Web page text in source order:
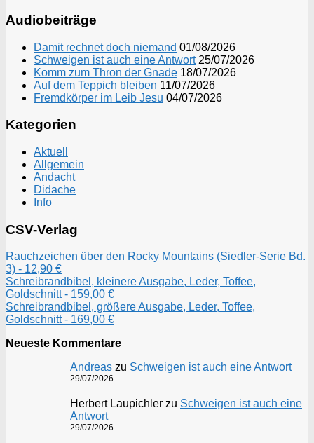
Audiobeiträge
Damit rechnet doch niemand 01/08/2026
Schweigen ist auch eine Antwort 25/07/2026
Komm zum Thron der Gnade 18/07/2026
Auf dem Teppich bleiben 11/07/2026
Fremdkörper im Leib Jesu 04/07/2026
Kategorien
Aktuell
Allgemein
Andacht
Didache
Info
CSV-Verlag
Rauchzeichen über den Rocky Mountains (Siedler-Serie Bd.
3) - 12,90 €
Schreibrandbibel, kleinere Ausgabe, Leder, Toffee,
Goldschnitt - 159,00 €
Schreibrandbibel, größere Ausgabe, Leder, Toffee,
Goldschnitt - 169,00 €
Neueste Kommentare
Andreas zu Schweigen ist auch eine Antwort
29/07/2026
Herbert Laupichler zu Schweigen ist auch eine
Antwort
29/07/2026